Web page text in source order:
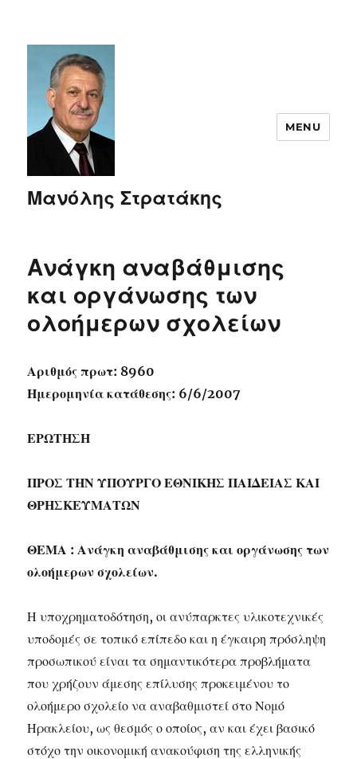
Μανόλης Στρατάκης
MENU
Ανάγκη αναβάθμισης
και οργάνωσης των
ολοήμερων σχολείων
Αριθμός πρωτ: 8960
Ημερομηνία κατάθεσης: 6/6/2007
ΕΡΩΤΗΣΗ
ΠΡΟΣ ΤΗΝ ΥΠΟΥΡΓΟ ΕΘΝΙΚΗΣ ΠΑΙΔΕΙΑΣ ΚΑΙ
ΘΡΗΣΚΕΥΜΑΤΩΝ
ΘΕΜΑ : Ανάγκη αναβάθμισης και οργάνωσης των
ολοήμερων σχολείων.
Η υποχρηματοδότηση, οι ανύπαρκτες υλικοτεχνικές
υποδομές σε τοπικό επίπεδο και η έγκαιρη πρόσληψη
προσωπικού είναι τα σημαντικότερα προβλήματα
που χρήζουν άμεσης επίλυσης προκειμένου το
ολοήμερο σχολείο να αναβαθμιστεί στο Νομό
Ηρακλείου, ως θεσμός ο οποίος, αν και έχει βασικό
στόχο την οικονομική ανακούφιση της ελληνικής